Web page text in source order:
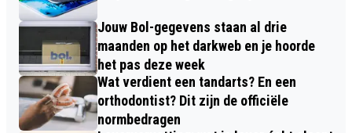
Jouw Bol-gegevens staan al drie
maanden op het darkweb en je hoorde
het pas deze week
Wat verdient een tandarts? En een
orthodontist? Dit zijn de officiële
normbedragen